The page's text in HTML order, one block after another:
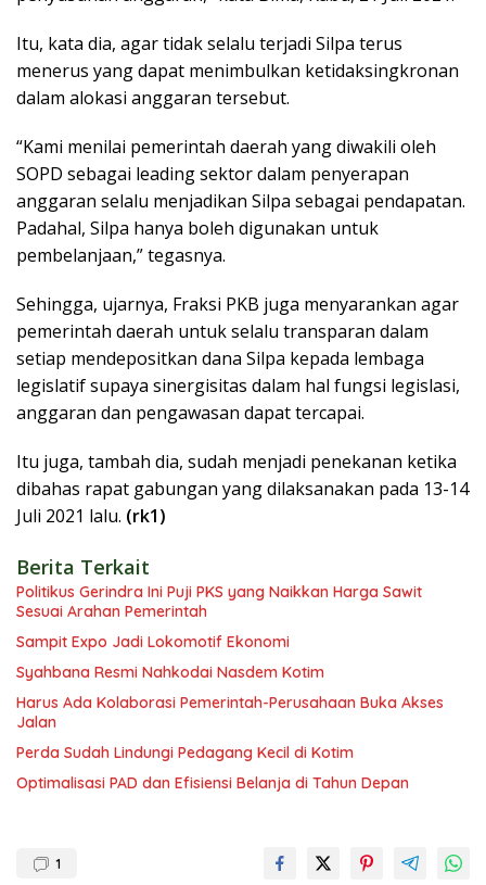
Itu, kata dia, agar tidak selalu terjadi Silpa terus
menerus yang dapat menimbulkan ketidaksingkronan
dalam alokasi anggaran tersebut.
“Kami menilai pemerintah daerah yang diwakili oleh
SOPD sebagai leading sektor dalam penyerapan
anggaran selalu menjadikan Silpa sebagai pendapatan.
Padahal, Silpa hanya boleh digunakan untuk
pembelanjaan,” tegasnya.
Sehingga, ujarnya, Fraksi PKB juga menyarankan agar
pemerintah daerah untuk selalu transparan dalam
setiap mendepositkan dana Silpa kepada lembaga
legislatif supaya sinergisitas dalam hal fungsi legislasi,
anggaran dan pengawasan dapat tercapai.
Itu juga, tambah dia, sudah menjadi penekanan ketika
dibahas rapat gabungan yang dilaksanakan pada 13-14
Juli 2021 lalu. (rk1)
Berita Terkait
Politikus Gerindra Ini Puji PKS yang Naikkan Harga Sawit
Sesuai Arahan Pemerintah
Sampit Expo Jadi Lokomotif Ekonomi
Syahbana Resmi Nahkodai Nasdem Kotim
Harus Ada Kolaborasi Pemerintah-Perusahaan Buka Akses
Jalan
Perda Sudah Lindungi Pedagang Kecil di Kotim
Optimalisasi PAD dan Efisiensi Belanja di Tahun Depan
1